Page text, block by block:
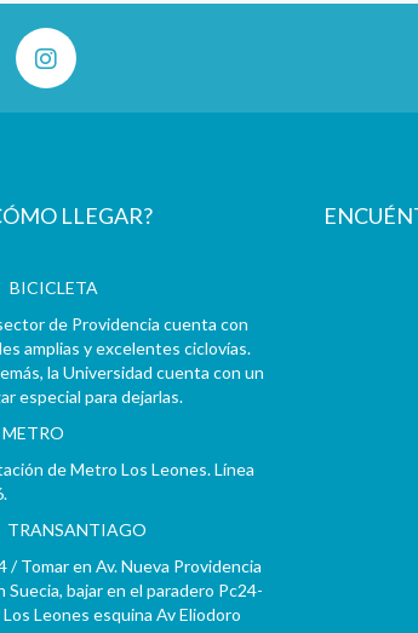
LLEGAR?
BICICLETA
de Providencia cuenta con
amplias y excelentes ciclovías.
la Universidad cuenta con un
especial para dejarlas.
METRO
de Metro Los Leones. Línea
TRANSANTIAGO
/ Tomar en Av. Nueva Providencia
Suecia, bajar en el paradero Pc24-
Los Leones esquina Av Eliodoro